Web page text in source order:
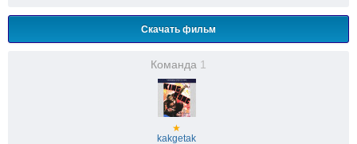
Скачать фильм
Команда 1
★
kakgetak